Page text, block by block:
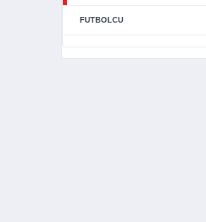
FUTBOLCU